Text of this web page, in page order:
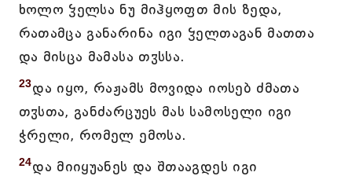
ხოლო ჴელსა ნუ მიჰყოფთ მის ზედა,
რათამცა განარინა იგი ჴელთაგან მათთა
და მისცა მამასა თჳსსა.
23და იყო, რაჟამს მოვიდა იოსებ ძმათა
თჳსთა, განძარცუეს მას სამოსელი იგი
ჭრელი, რომელ ემოსა.
24და მიიყუანეს და შთააგდეს იგი